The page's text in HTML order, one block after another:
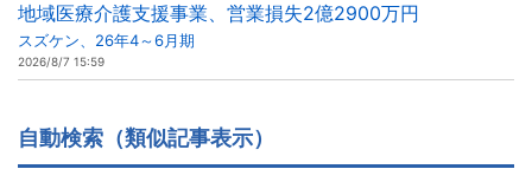
地域医療介護支援事業、営業損失2億2900万円
スズケン、26年4～6月期
2026/8/7 15:59
自動検索（類似記事表示）